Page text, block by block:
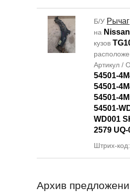
Б/У Рычаг
на
кузов
Артикул /
54501-
54501-
54501-
54501-
WD001
2579
Штрих-
Архив